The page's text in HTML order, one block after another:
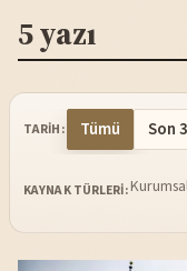
5 yazı
TARIH: Tümü Son
KAYNAK TÜRLERI: